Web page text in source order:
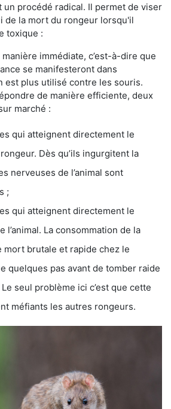
un procédé radical. Il permet de viser
de la mort du rongeur lorsqu'il
toxique :
immédiate, c’est-à-dire que
se manifesteront dans
est plus utilisé contre les souris.
de manière efficiente, deux
marché :
qui atteignent directement le
Dès qu’ils ingurgitent la
nerveuses de l’animal sont
;
qui atteignent directement le
l’animal. La consommation de la
mort brutale et rapide chez le
quelques pas avant de tomber raide
seul problème ici c’est que cette
méfiants les autres rongeurs.